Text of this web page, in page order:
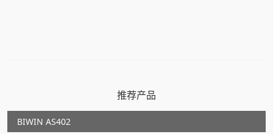
推荐产品
BIWIN AS402